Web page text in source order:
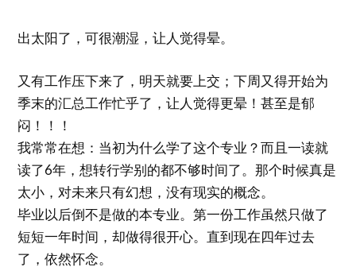
出太阳了，可很潮湿，让人觉得晕。
又有工作压下来了，明天就要上交；下周又得开始为
季末的汇总工作忙乎了，让人觉得更晕！甚至是郁
闷！！！
我常常在想：当初为什么学了这个专业？而且一读就
读了6年，想转行学别的都不够时间了。那个时候真是
太小，对未来只有幻想，没有现实的概念。
毕业以后倒不是做的本专业。第一份工作虽然只做了
短短一年时间，却做得很开心。直到现在四年过去
了，依然怀念。